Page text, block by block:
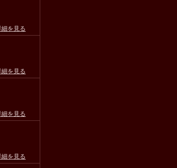
細を見る
細を見る
細を見る
細を見る